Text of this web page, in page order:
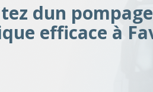
dun
efficace à